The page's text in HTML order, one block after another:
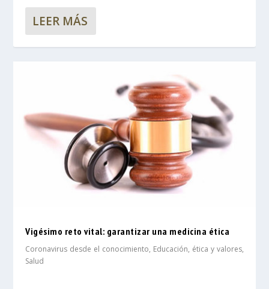
LEER MÁS
Vigésimo reto vital: garantizar una medicina ética
Coronavirus desde el conocimiento, Educación, ética y valores,
Salud